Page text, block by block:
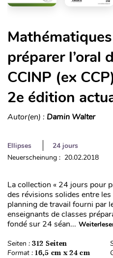
préparer l’oral
CCINP (ex
2e édition
Autor(en) : Damin Walter
Ellipses
24 jours
Neuerscheinung : 20.02.2018
La collection « 24 jours pour
des révisions solides entre
planning de travail fourni par
enseignants de classes
fondé sur 24 séan...
Seiten : 312 Seiten
Format : 16,5 cm x 24 cm